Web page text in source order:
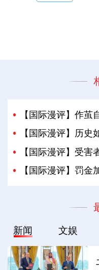
【国际漫评】作茧
【国际漫评】历史
【国际漫评】受害
【国际漫评】罚金
新闻 文娱